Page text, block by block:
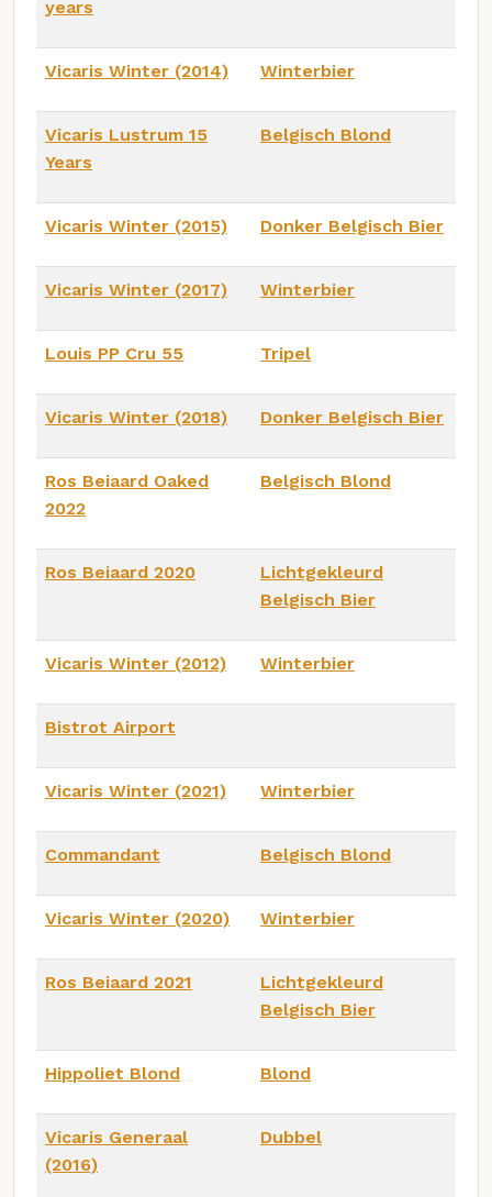
years
Vicaris Winter (2014) Winterbier
Vicaris Lustrum 15
Years
Belgisch Blond
Vicaris Winter (2015) Donker Belgisch Bier
Vicaris Winter (2017) Winterbier
Louis PP Cru 55 Tripel
Vicaris Winter (2018) Donker Belgisch Bier
Ros Beiaard Oaked
2022
Belgisch Blond
Ros Beiaard 2020
Lichtgekleurd
Belgisch Bier
Vicaris Winter (2012) Winterbier
Bistrot Airport
Vicaris Winter (2021) Winterbier
Commandant Belgisch Blond
Vicaris Winter (2020) Winterbier
Ros Beiaard 2021
Lichtgekleurd
Belgisch Bier
Hippoliet Blond Blond
Vicaris Generaal
(2016)
Dubbel